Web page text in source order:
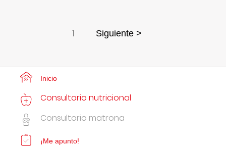
1 Siguiente >
Inicio
Consultorio nutricional
Consultorio matrona
¡Me apunto!